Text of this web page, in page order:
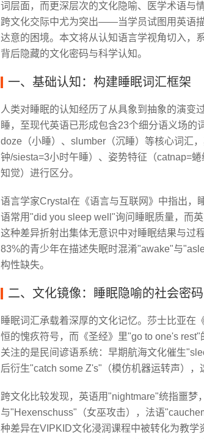
词层面，而更深层次的文化隐喻、医学术语与
跨文化交际中尤为突出——当学员试图用英语
达意的困境。本文将从认知语言学视角切入，
背后隐藏的文化密码与科学认知。
一、基础认知：构建睡眠词汇框架
人类对睡眠的认知经历了从具象到抽象的演变
睡，至现代英语已形成包含23个细分语义场的
doze（小睡）、slumber（沉睡）等核心词汇
钟/siesta=3小时午睡）、姿势特征（catnap=
知觉）进行区分。
语言学家Crystal在《语言与互联网》中指出，
语常用"did you sleep well"询问睡眠质量，而
这种差异折射出集体无意识中对睡眠结果与过
83%的青少年在描述失眠时混淆"awake"与
构性缺失。
二、文化镜像：睡眠隐喻的社会密码
睡眠词汇承载着深厚的文化记忆。莎士比亚在
恒的愧疚符号，而《圣经》里"go to one's
关注的是民间谚语系统：早期航海文化催生
后衍生"catch some Z's"（模仿机器运转声），
跨文化比较发现，英语用"nightmare"统指噩梦
与"Hexenschuss"（女巫攻击），法语
种差异在VIPKID文化浸润课程中被转化为教